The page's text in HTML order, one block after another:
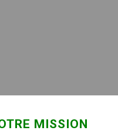
MISSION